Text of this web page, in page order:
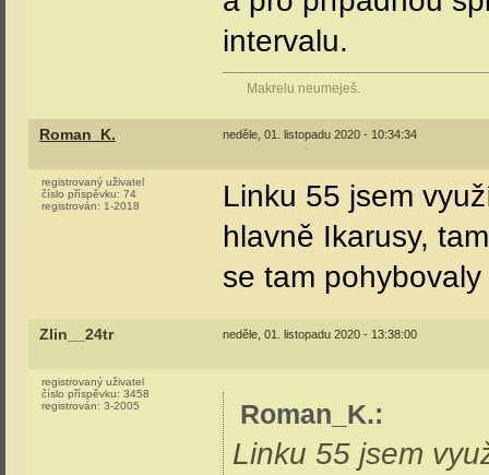
intervalu.
Makrelu neumeješ.
Roman_K. neděle, 01. listopadu 2020 - 10:34:34
registrovaný uživatel
číslo příspěvku: 74
registrován: 1-2018
Linku 55 jsem
hlavně Ikarusy,
se tam
Zlin__24tr neděle, 01. listopadu 2020 - 13:38:00
registrovaný uživatel
číslo příspěvku: 3458
registrován: 3-2005 Roman_K.:
Linku 55 jsem